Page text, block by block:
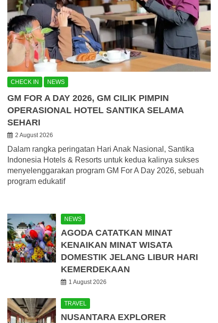
CHECK IN NEWS
GM FOR A DAY 2026, GM CILIK PIMPIN
OPERASIONAL HOTEL SANTIKA SELAMA
SEHARI
2 August 2026
Dalam rangka peringatan Hari Anak Nasional, Santika
Indonesia Hotels & Resorts untuk kedua kalinya sukses
menyelenggarakan program GM For A Day 2026, sebuah
program edukatif
NEWS
AGODA CATATKAN MINAT
KENAIKAN MINAT WISATA
DOMESTIK JELANG LIBUR HARI
KEMERDEKAAN
1 August 2026
TRAVEL
NUSANTARA EXPLORER